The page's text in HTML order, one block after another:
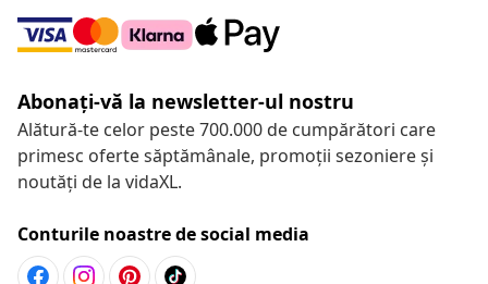
Abonați-vă la newsletter-ul nostru
Alătură-te celor peste 700.000 de cumpărători care
primesc oferte săptămânale, promoții sezoniere și
noutăți de la vidaXL.
Conturile noastre de social media